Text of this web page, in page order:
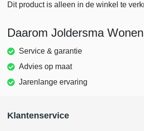
Dit product is alleen in de winkel te
Daarom Joldersma Wonen
Service & garantie
Advies op maat
Jarenlange ervaring
Klantenservice